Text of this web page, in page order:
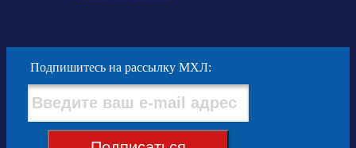
Подпишитесь на рассылку МХЛ: